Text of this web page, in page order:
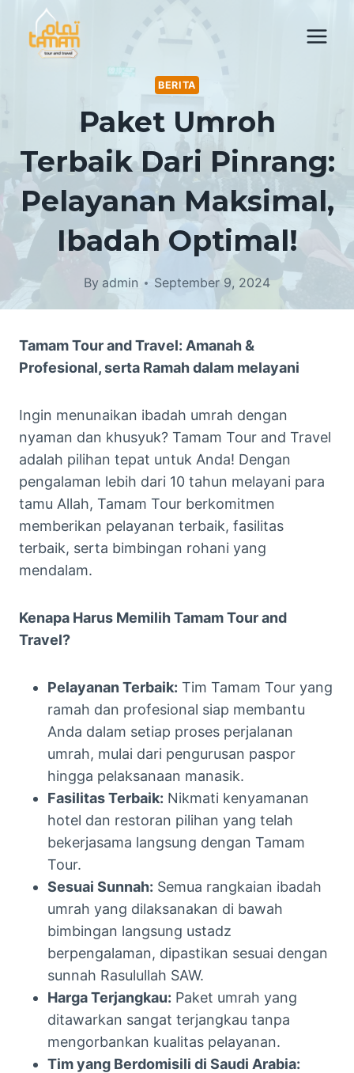
content
BERITA
Paket Umroh
Terbaik Dari Pinrang:
Pelayanan Maksimal,
Ibadah Optimal!
By admin September 9, 2024
Tamam Tour and Travel: Amanah &
Profesional, serta Ramah dalam melayani
Ingin menunaikan ibadah umrah dengan
nyaman dan khusyuk? Tamam Tour and Travel
adalah pilihan tepat untuk Anda! Dengan
pengalaman lebih dari 10 tahun melayani para
tamu Allah, Tamam Tour berkomitmen
memberikan pelayanan terbaik, fasilitas
terbaik, serta bimbingan rohani yang
mendalam.
Kenapa Harus Memilih Tamam Tour and
Travel?
Pelayanan Terbaik: Tim Tamam Tour yang
ramah dan profesional siap membantu
Anda dalam setiap proses perjalanan
umrah, mulai dari pengurusan paspor
hingga pelaksanaan manasik.
Fasilitas Terbaik: Nikmati kenyamanan
hotel dan restoran pilihan yang telah
bekerjasama langsung dengan Tamam
Tour.
Sesuai Sunnah: Semua rangkaian ibadah
umrah yang dilaksanakan di bawah
bimbingan langsung ustadz
berpengalaman, dipastikan sesuai dengan
sunnah Rasulullah SAW.
Harga Terjangkau: Paket umrah yang
ditawarkan sangat terjangkau tanpa
mengorbankan kualitas pelayanan.
Tim yang Berdomisili di Saudi Arabia: